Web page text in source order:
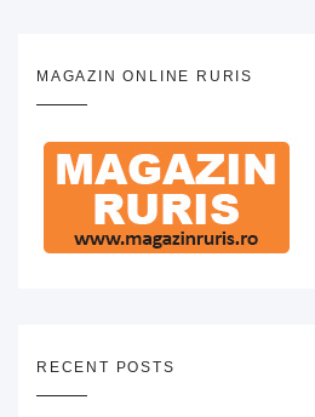
MAGAZIN ONLINE RURIS
RECENT POSTS